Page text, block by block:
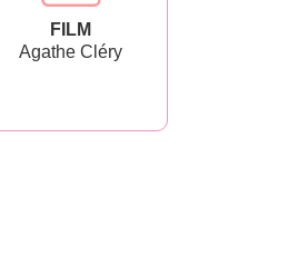
FILM
Agathe Cléry